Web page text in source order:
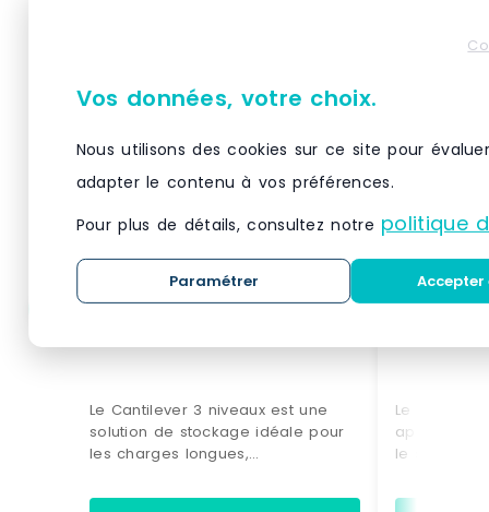
Le Cantilever 3 niveaux est une
solution de stockage idéale pour
les charges longues,
telles que tubes, profilés ou
Le
apporte
le
déplacer
Vos données, votre choix.
Nous utilisons des cookies sur ce site pour
adapter le contenu à vos préférences.
Pour plus de détails, consultez notre politique
Paramétrer